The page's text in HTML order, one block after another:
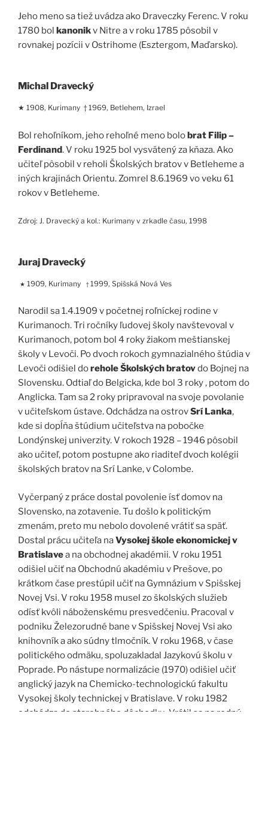
Jeho meno sa tiež uvádza ako Draveczky Ferenc. V roku
1780 bol kanonikv Nitre a v roku 1785 pôsobil v
rovnakej pozícii v Ostrihome (Esztergom, Maďarsko).
Michal Dravecký
★ 1908, Kurimany † 1969, Betlehem, Izrael
Bol rehoľníkom, jeho rehoľné meno bolobrat Filip –
Ferdinand. V roku 1925 bol vysvätený za kňaza. Ako
učiteľ pôsobil v reholi Školských bratov v Betleheme a
iných krajinách Orientu. Zomrel 8.6.1969 vo veku 61
rokov v Betleheme.
Zdroj: J. Dravecký a kol.: Kurimany v zrkadle času, 1998
Juraj Dravecký
★ 1909, Kurimany †1999, Spišská Nová Ves
Narodil sa 1.4.1909 v početnej roľníckej rodine v
Kurimanoch. Tri ročníky ľudovej školy navštevoval v
Kurimanoch, potom bol 4 roky žiakom meštianskej
školy v Levoči. Po dvoch rokoch gymnazialného štúdia v
Levoči odišiel dorehole Školských bratovdo Bojnej na
Slovensku. Odtiaľ do Belgicka, kde bol 3 roky , potom do
Anglicka. Tam sa 2 roky pripravoval na svoje povolanie
v učiteľskom ústave. Odchádza na ostrovSrí Lanka,
kde si dopĺňa štúdium učiteľstva na pobočke
Londýnskej univerzity. V rokoch 1928 – 1946 pôsobil
ako učiteľ, potom postupne ako riaditeľ dvoch kolégii
školských bratov na Srí Lanke, v Colombe.
Vyčerpaný z práce dostal povolenie ísť domov na
Slovensko, na zotavenie. Tu došlo k politickým
zmenám, preto mu nebolo dovolené vrátiť sa späť.
Dostal prácu učiteľa naVysokej škole ekonomickej v
Bratislavea na obchodnej akadémii. V roku 1951
odišiel učiť na Obchodnú akadémiu v Prešove, po
krátkom čase prestúpil učiť na Gymnázium v Spišskej
Novej Vsi. V roku 1958 musel zo školských služieb
odísť kvôli náboženskému presvedčeniu. Pracoval v
podniku Železorudné bane v Spišskej Novej Vsi ako
knihovník a ako súdny tlmočník. V roku 1968, v čase
politického odmäku, spoluzakladal Jazykovú školu v
Poprade. Po nástupe normalizácie (1970) odišiel učiť
anglický jazyk na Chemicko-technologickú fakultu
Vysokej školy technickej v Bratislave. V roku 1982
odchádza do starobného dôchodku. Vrátil sa na rodný